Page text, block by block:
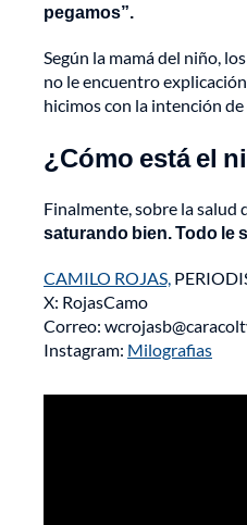
pegamos”.
Según la mamá del niño,
no le encuentro
hicimos con la intención de
¿Cómo está el
Finalmente, sobre la salud
saturando bien. Todo le
CAMILO ROJAS,
X: RojasCamo
Correo:
Instagram: Milografias